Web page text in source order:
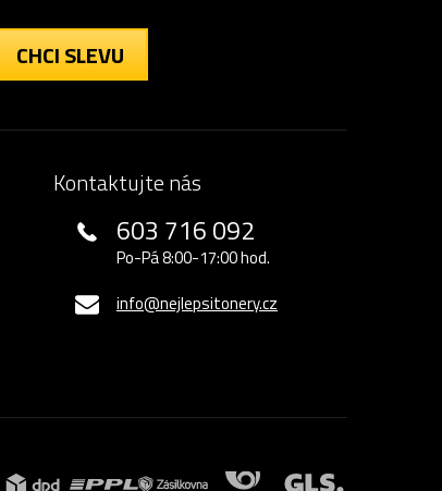
CHCI SLEVU
Kontaktujte nás
603 716 092
Po-Pá 8:00-17:00 hod.
info@nejlepsitonery.cz